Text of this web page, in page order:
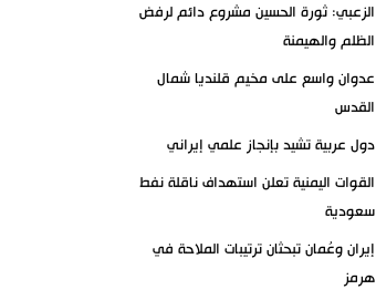
الزعبي: ثورة الحسين مشروع دائم لرفض
الظلم والهيمنة
عدوان واسع على مخيم قلنديا شمال
القدس
دول عربية تشيد بإنجاز علمي إيراني
القوات اليمنية تعلن استهداف ناقلة نفط
سعودية
إيران وعُمان تبحثان ترتيبات الملاحة في
هرمز